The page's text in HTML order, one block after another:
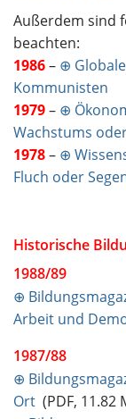
Außerdem sind
beachten:
1986– ⊕
Kommunisten
1979– ⊕
Wachstums
1978– ⊕
Fluch oder
Historische
1988/89
⊕
Arbeit und
1987/88
⊕
Ort (PDF, 11.82